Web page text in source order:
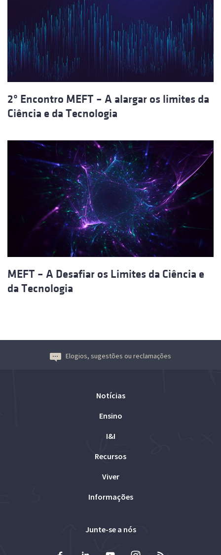
2º Encontro MEFT – A alargar os limites da
Ciência e da Tecnologia
MEFT – A Desafiar os Limites da Ciência e
da Tecnologia
Elogios, sugestões ou reclamações
Notícias
Ensino
I&I
Recursos
Viver
Informações
Junte-se a nós